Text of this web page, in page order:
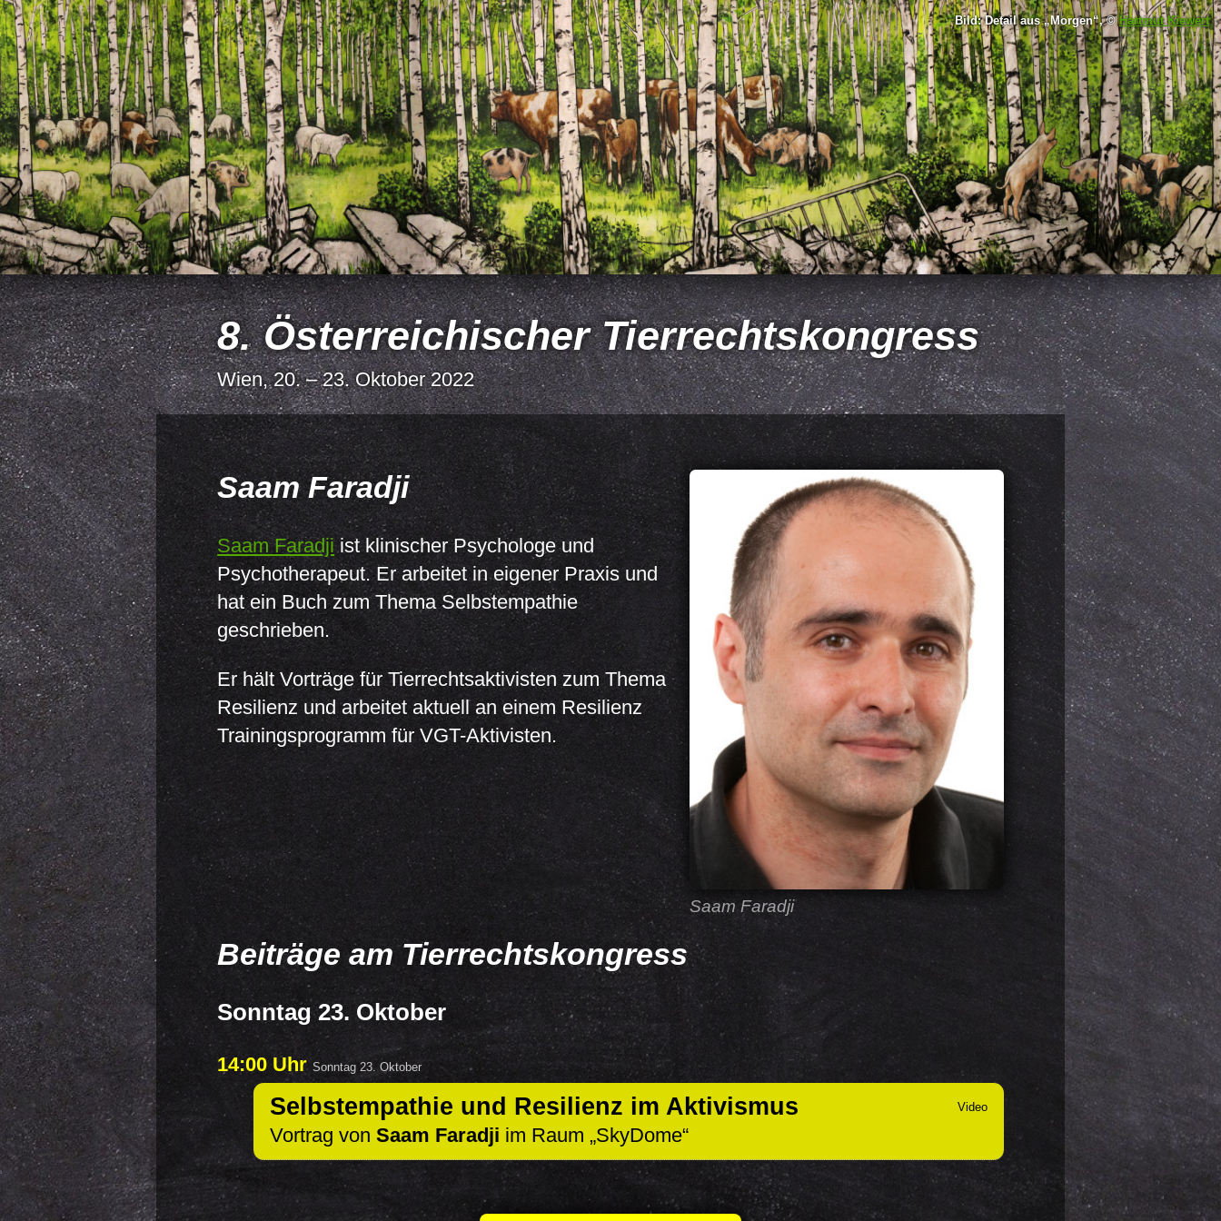
Bild: Detail aus Morgen , ©Hartmut Kiewert
8. Österreichischer Tierrechtskongress
Wien, 20. – 23. Oktober 2022
Saam Faradji
Saam Faradji
Saam Faradjiist klinischer Psychologe und
Psychotherapeut. Er arbeitet in eigener Praxis und
hat ein Buch zum Thema Selbstempathie
geschrieben.
Er hält Vorträge für Tierrechtsaktivisten zum Thema
Resilienz und arbeitet aktuell an einem Resilienz
Trainingsprogramm für VGT-Aktivisten.
Beiträge am Tierrechtskongress
Sonntag 23. Oktober
14:00 UhrSonntag 23. Oktober
Selbstempathie und Resilienz im Aktivismus
Vortrag vonSaam Faradji im Raum SkyDome